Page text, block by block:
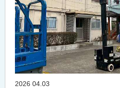
2026 04.03